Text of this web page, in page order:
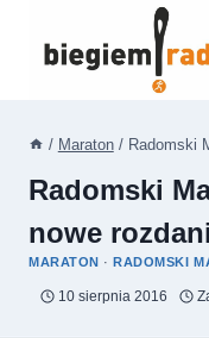
/ Maraton / Radomski
Radomski
nowe
MARATON ·RADOMSKI
10 sierpnia 2016